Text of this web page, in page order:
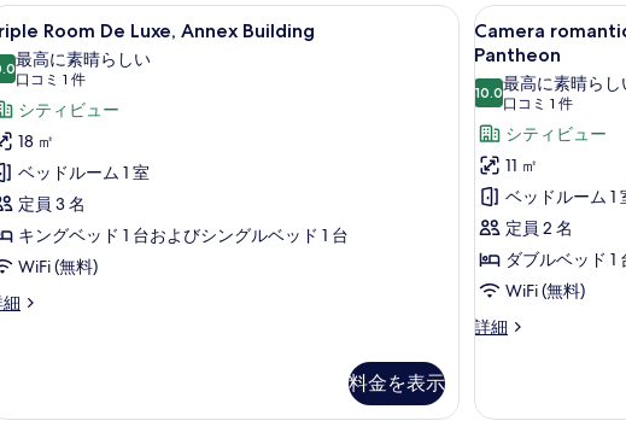
べ
て
の
写
真
を
表
示
す
る
on
the
fourth
in
the
separate
building
の
詳
細
the fifth floor in the separate building | 高級寝具、羽毛の掛け布団、低反発ベッド、
て
Triple Room De Luxe, Annex Building | 高級寝具、羽毛
12 Room De Luxe, Annex Building
10 点中 10.0
最高に素晴らしい
口コミ 1 件
(口
コ
ミ
件)
シティビュー
18 ㎡
ベッドルーム 1 室
定員 3 名
キングベッド 1 台およびシングルベッド 1 台
WiFi (無料)
細
料金を表示
Camera
romantica
con
letto
francese
e
vista
Pantheon
の
す
べ
て
写
15
Camera
Pantheon
10.010 点中 10.0
最高に素晴らし
口コミ 1 件
(口
コ
ミ
件)
シティビュー
11 ㎡
ベッドルーム 1
定員 2 名
ダブルベッド 1
WiFi (無料)
詳細
Camera
francese